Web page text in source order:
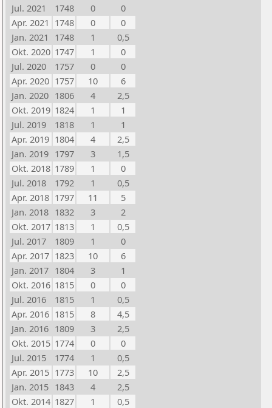
Jul. 2021
1748 0
0
Apr. 2021 1748 0
0
Jan. 2021
1748 1
0,5
Okt. 2020 1747 1
0
Jul. 2020
1757 0
0
Apr. 2020 1757 10
6
Jan. 2020 1806 4
2,5
Okt. 2019 1824 1
1
Jul. 2019
1818 1
1
Apr. 2019 1804 4
2,5
Jan. 2019 1797 3
1,5
Okt. 2018 1789 1
0
Jul. 2018
1792 1
0,5
Apr. 2018 1797 11
5
Jan. 2018 1832 3
2
Okt. 2017 1813 1
0,5
Jul. 2017
1809 1
0
Apr. 2017 1823 10
6
Jan. 2017 1804 3
1
Okt. 2016 1815 0
0
Jul. 2016
1815 1
0,5
Apr. 2016 1815 8
4,5
Jan. 2016 1809 3
2,5
Okt. 2015 1774 0
0
Jul. 2015
1774 1
0,5
Apr. 2015 1773 10
2,5
Jan. 2015 1843 4
2,5
Okt. 2014 1827 1
0,5